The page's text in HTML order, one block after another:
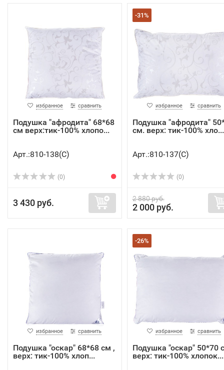
избранное сравнить
Подушка "афродита" 68*68
см верх:тик-100% хлопо...
Арт.:810-138(C)
(0)
3 430 руб.
-31%
избранное сравнить
Подушка "афродита"
см. верх: тик-100% хло...
Арт.:810-137(C)
(0)
2 880 руб.
2 000 руб.
избранное сравнить
Подушка "оскар" 68*68 см ,
верх: тик-100% хлоп...
-26%
избранное сравнить
Подушка "оскар" 50*70
верх: тик-100% хлопок...